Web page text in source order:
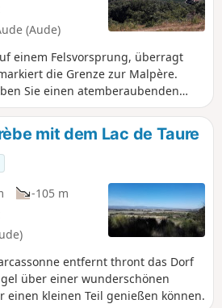
(Aude)
einem Felsvorsprung, überragt
die Grenze zur Malpère.
Sie einen atemberaubenden
zu den Pyrenäen und der
im Unterholz durch das
Weg ist sehr gut markiert: gelbe
Zeichnungen.
mit dem Lac de Taure
-105 m
entfernt thront das Dorf
über einer wunderschönen
einen kleinen Teil genießen können.